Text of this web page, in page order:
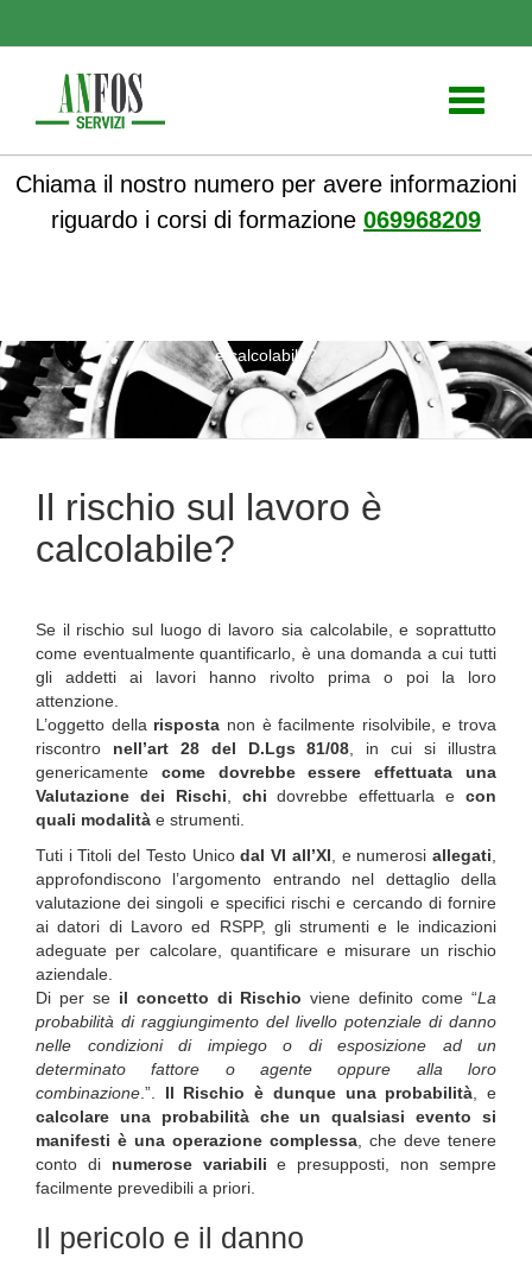
Toggle
Chiama il nostro numero per avere informazioni
riguardo i corsi di formazione 069968209
è calcolabile?
Il rischio sul lavoro è
calcolabile?
Se il rischio sul luogo di lavoro sia calcolabile, e soprattutto
come eventualmente quantificarlo, è una domanda a cui tutti
gli addetti ai lavori hanno rivolto prima o poi la loro
attenzione.
L’oggetto della risposta non è facilmente risolvibile, e trova
riscontro nell’art 28 del D.Lgs 81/08 , in cui si illustra
genericamente come dovrebbe essere effettuata una
Valutazione dei Rischi
chi dovrebbe effettuarla e con
quali modalità e strumenti.
Tuti i Titoli del Testo Unicodal VI all’XI , e numerosiallegati
approfondiscono l’argomento entrando nel dettaglio della
valutazione dei singoli e specifici rischi e cercando di fornire
ai datori di Lavoro ed RSPP, gli strumenti e le indicazioni
adeguate per calcolare, quantificare e misurare un rischio
aziendale.
Di per se il concetto di Rischio viene definito come “La
probabilità di raggiungimento del livello potenziale di danno
nelle condizioni di impiego o di esposizione ad un
determinato fattore o agente oppure alla loro
combinazione .”. Il Rischio è dunque una probabilità , e
calcolare una probabilità che un qualsiasi evento si
manifesti è una operazione complessa , che deve tenere
conto di numerose variabili e presupposti, non sempre
facilmente prevedibili a priori.
Il pericolo e il danno